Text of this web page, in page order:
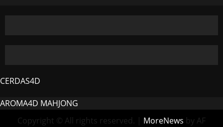
CERDAS4D
AROMA4D MAHJONG
Copyright © All rights reserved. | MoreNews by AF